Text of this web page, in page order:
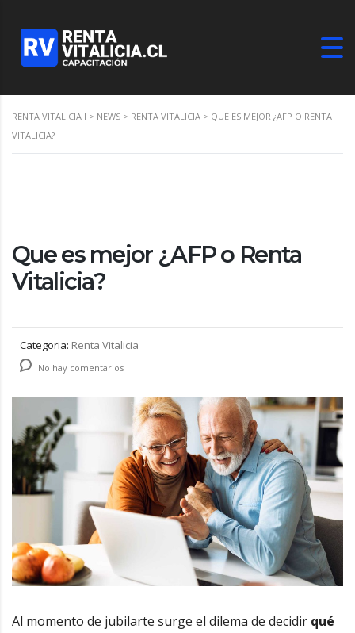
RENTA VITALICIA I > NEWS > RENTA VITALICIA > QUE ES MEJOR ¿AFP O RENTA
VITALICIA?
Que es mejor ¿AFP o Renta
Vitalicia?
Categoria: Renta Vitalicia
No hay comentarios
Al momento de jubilarte surge el dilema de decidir qué